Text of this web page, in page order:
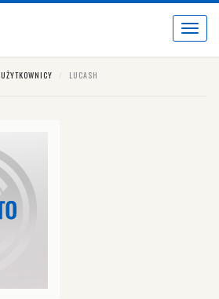
Toggle
UŻYTKOWNICY LUCASH